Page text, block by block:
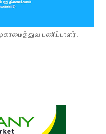
பணிப்பாளர்.